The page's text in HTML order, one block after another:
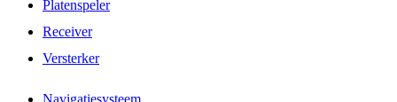
Platenspeler
Receiver
Versterker
Navigatiesysteem